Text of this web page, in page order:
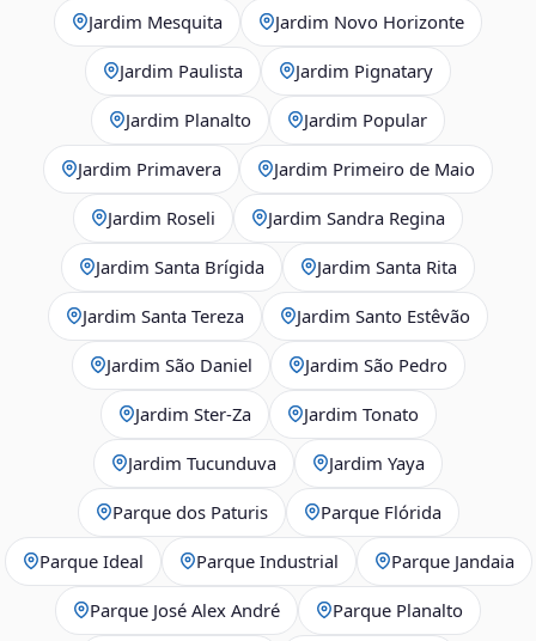
Jardim Mesquita Jardim Novo Horizonte
Jardim Paulista Jardim Pignatary
Jardim Planalto Jardim Popular
Jardim Primavera Jardim Primeiro de Maio
Jardim Roseli Jardim Sandra Regina
Jardim Santa Brígida Jardim Santa Rita
Jardim Santa Tereza Jardim Santo Estêvão
Jardim São Daniel Jardim São Pedro
Jardim Ster‑Za Jardim Tonato
Jardim Tucunduva Jardim Yaya
Parque dos Paturis Parque Flórida
Parque Ideal Parque Industrial Parque Jandaia
Parque José Alex André Parque Planalto